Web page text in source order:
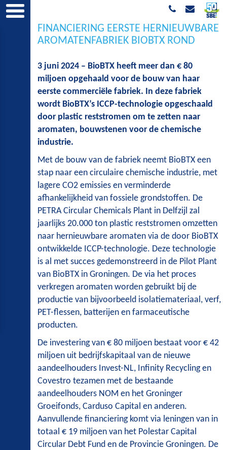
FINANCIERING EERSTE HERNIEUWBARE
AROMATENFABRIEK BIOBTX ROND
3 juni 2024 – BioBTX heeft meer dan € 80
miljoen opgehaald voor de bouw van haar
eerste commerciële fabriek. In deze fabriek
wordt BioBTX’s ICCP-technologie opgeschaald
door plastic reststromen om te zetten naar
aromaten, bouwstenen voor de chemische
industrie.
Met de bouw van de fabriek neemt BioBTX een
stap naar een circulaire chemische industrie, met
lagere CO2 emissies en verminderde
afhankelijkheid van fossiele grondstoffen. De
PETRA Circular Chemicals Plant in Delfzijl zal
jaarlijks 20.000 ton plastic reststromen omzetten
naar hernieuwbare aromaten via de door BioBTX
ontwikkelde ICCP-technologie. Deze technologie
is al met succes gedemonstreerd in de Pilot Plant
van BioBTX in Groningen. De via het proces
verkregen aromaten worden gebruikt bij de
productie van bijvoorbeeld isolatiemateriaal, verf,
PET-flessen, batterijen en farmaceutische
producten.
De investering van € 80 miljoen bestaat voor € 42
miljoen uit bedrijfskapitaal van de nieuwe
aandeelhouders Invest-NL, Infinity Recycling en
Covestro tezamen met de bestaande
aandeelhouders NOM en het Groninger
Groeifonds, Carduso Capital en anderen.
Aanvullende financiering komt via leningen van in
totaal € 19 miljoen van het Polestar Capital
Circular Debt Fund en de Provincie Groningen. De